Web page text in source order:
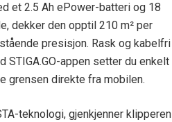
et 2.5 Ah ePower-batteri og 18
dekker den opptil 210 m² per
presisjon. Rask og kabelfri
STIGA.GO-appen setter du enkelt
grensen direkte fra mobilen.
teknologi, gjenkjenner klipperen